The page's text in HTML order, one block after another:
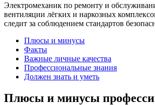
Электромеханик по ремонту и
вентиляции лёгких и наркозных
следит за соблюдением стандартов
Плюсы и минусы
Факты
Важные личные качества
Профессиональные знания
Должен знать и уметь
Плюсы и минусы